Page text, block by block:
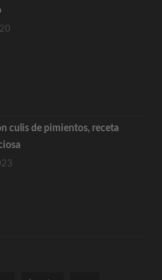
culis de pimientos, receta